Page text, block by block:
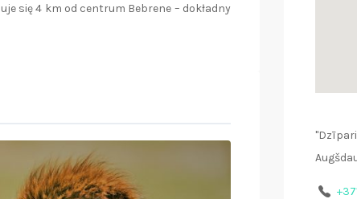
się 4 km od centrum Bebrene – dokładny